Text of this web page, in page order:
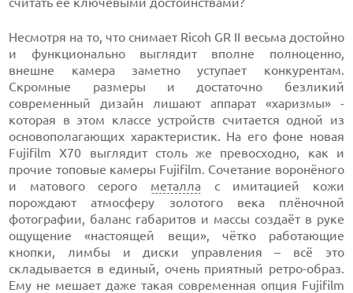
Несмотря на то, что снимает Ricoh GR II весьма достойно
и функционально выглядит вполне полноценно,
внешне камера заметно уступает конкурентам.
Скромные размеры и достаточно безликий
современный дизайн лишают аппарат «харизмы» -
которая в этом классе устройств считается одной из
основополагающих характеристик. На его фоне новая
Fujifilm X70 выглядит столь же превосходно, как и
прочие топовые камеры Fujifilm. Сочетание воронёного
и матового серого металла с имитацией кожи
порождают атмосферу золотого века плёночной
фотографии, баланс габаритов и массы создаёт в руке
ощущение «настоящей вещи», чётко работающие
кнопки, лимбы и диски управления – всё это
складывается в единый, очень приятный ретро-образ.
Ему не мешает даже такая современная опция Fujifilm